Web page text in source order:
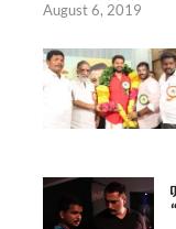
August 6, 2019